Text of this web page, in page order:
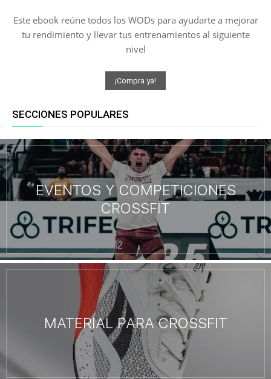
Este ebook reúne todos los WODs para ayudarte a mejorar
tu rendimiento y llevar tus entrenamientos al siguiente
nivel
¡Compra ya!
SECCIONES POPULARES
EVENTOS Y COMPETICIONES
CROSSFIT
MATERIAL PARA CROSSFIT